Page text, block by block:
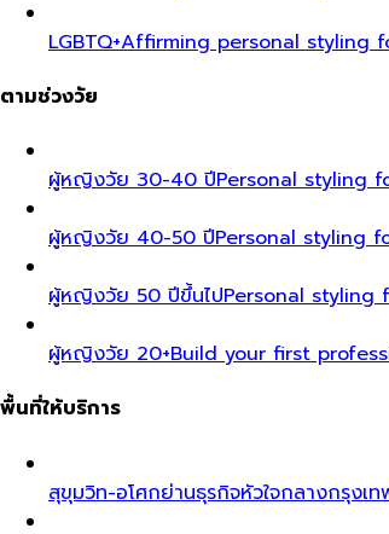
LGBTQ+Affirming personal styling
ตามช่วงวัย
ผู้หญิงวัย 30-40 ปีPersonal styling
ผู้หญิงวัย 40-50 ปีPersonal styling
ผู้หญิงวัย 50 ปีขึ้นไปPersonal styling
ผู้หญิงวัย 20+Build your first
พื้นที่ให้บริการ
สุขุมวิท-อโศกย่านธุรกิจหัวใจกลางกรุงเ